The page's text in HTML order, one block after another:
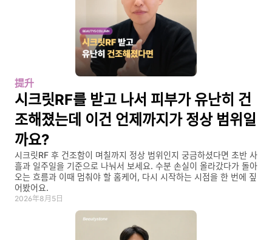
提升
시크릿RF를 받고 나서 피부가 유난히 건
조해졌는데 이건 언제까지가 정상 범위일
까요?
시크릿RF 후 건조함이 며칠까지 정상 범위인지 궁금하셨다면 초반 사
흘과 일주일을 기준으로 나눠서 보세요. 수분 손실이 올라갔다가 돌아
오는 흐름과 이때 멈춰야 할 홈케어, 다시 시작하는 시점을 한 번에 짚
어봤어요.
2026年8月5日